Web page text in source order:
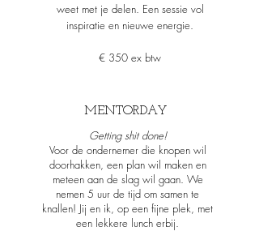
weet met je delen. Een sessie vol
inspiratie en nieuwe energie.
€ 350 ex btw
MENTORDAY
Getting shit done!
Voor de ondernemer die knopen wil
doorhakken, een plan wil maken en
meteen aan de slag wil gaan. We
nemen 5 uur de tijd om samen te
knallen! Jij en ik, op een fijne plek, met
een lekkere lunch erbij.